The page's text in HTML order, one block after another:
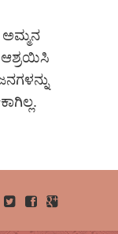
ಅಮ್ಮನ
ಆಶ್ರಯಿಸಿ